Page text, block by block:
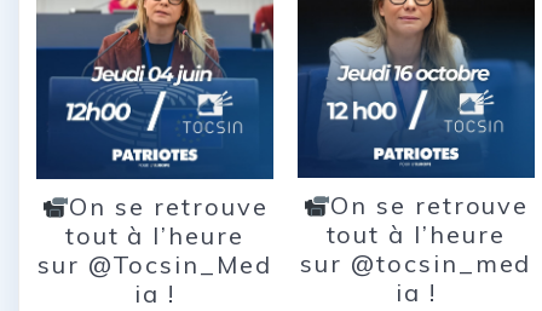
On se retrouve
tout à l’heure
sur @Tocsin_Med
ia !
On se retrouve
tout à l’heure
sur @tocsin_med
ia !